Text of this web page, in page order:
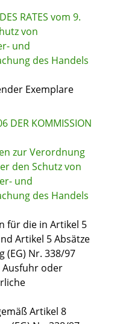
RATES vom 9.
von
und
des Handels
Exemplare
DER KOMMISSION
zur Verordnung
den Schutz von
und
des Handels
für die in Artikel 5
Artikel 5 Absätze
(EG) Nr. 338/97
Ausfuhr oder
Artikel 8